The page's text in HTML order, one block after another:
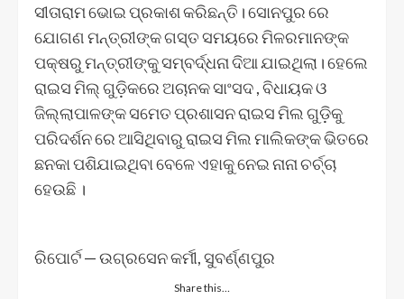
ସୀତାରାମ ଭୋଇ ପ୍ରକାଶ କରିଛନ୍ତି। ସୋନପୁର ରେ
ଯୋଗଣ ମନ୍ତ୍ରୀଙ୍କ ଗସ୍ତ ସମୟରେ ମିଳରମାନଙ୍କ
ପକ୍ଷରୁ ମନ୍ତ୍ରୀଙ୍କୁ ସମ୍ବର୍ଦ୍ଧନା ଦିଆ ଯାଇଥିଲା। ହେଲେ
ରାଇସ ମିଲ୍ ଗୁଡ଼ିକରେ ଅଚାନକ ସାଂସଦ , ବିଧାୟକ ଓ
ଜିଲ୍ଲାପାଳଙ୍କ ସମେତ ପ୍ରଶାସନ ରାଇସ ମିଲ ଗୁଡ଼ିକୁ
ପରିଦର୍ଶନ ରେ ଆସିଥିବାରୁ ରାଇସ ମିଲ ମାଲିକଙ୍କ ଭିତରେ
ଛନକା ପଶିଯାଇଥିବା ବେଳେ ଏହାକୁ ନେଇ ନାନା ଚର୍ଚ୍ଚା
ହେଉଛି ।
ରିପୋର୍ଟ — ଉଗ୍ରସେନ କର୍ମୀ, ସୁବର୍ଣ୍ଣପୁର
Share this…